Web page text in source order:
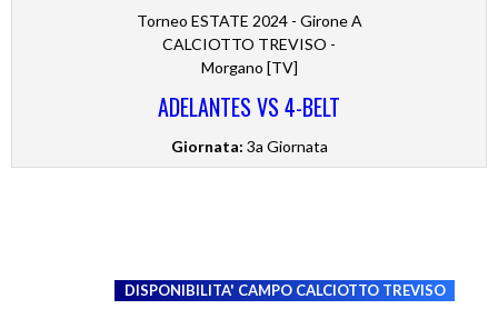
Torneo ESTATE 2024 - Girone A
CALCIOTTO TREVISO -
Morgano [TV]
ADELANTES VS 4-BELT
Giornata: 3a Giornata
DISPONIBILITA' CAMPO CALCIOTTO TREVISO